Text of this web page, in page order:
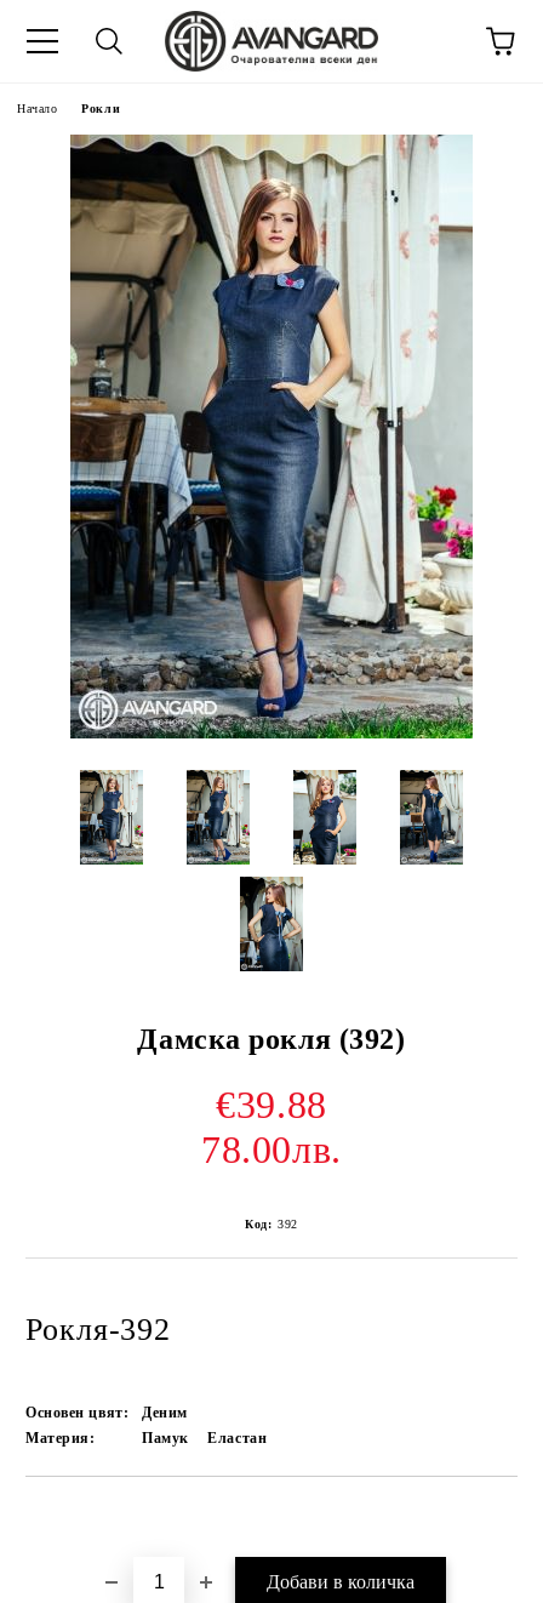
Начало Рокли
Дамска рокля (392)
€39.88
78.00лв.
Код: 392
Рокля-392
Основен цвят:
Деним
Материя:
Памук Еластан